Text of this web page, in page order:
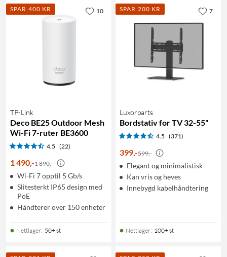
SPAR 400 KR
TP-Link
Deco BE25 Outdoor Mesh
Wi-Fi 7-ruter BE3600
4.5 (22)
1 490,-1 890,-
Wi-Fi 7 opptil 5 Gb/s
Slitesterkt IP65 design med
PoE
Håndterer over 150 enheter
Nettlager: 50+ st
10 SPAR 200 KR
Luxorparts
Bordstativ for TV 32-55"
4.5 (371)
399,-599,-
Elegant og minimalistisk
Kan vris og heves
Innebygd kabelhåndtering
Nettlager: 100+ st
7